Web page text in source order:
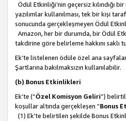
Ödül Etkinliği’nin geçersiz kılındığı
yazılımlar kullanılması, tek bir kişi
sonucunda gerçekleşmeyen Ödül
Amazon, her bir durumda, bir Ödül
takdirine göre belirleme hakkını saklı
Ek’te listelenen ödüle özel ana
Şartlarına bakılmaksızın kullanılabilir.
(b) Bonus Etkinlikleri
Ek’te (“Özel Komisyon Geliri”)
koşullar altında gerçekleşen “Bonus
(1) Ek’te belirtilen şekilde Bonus